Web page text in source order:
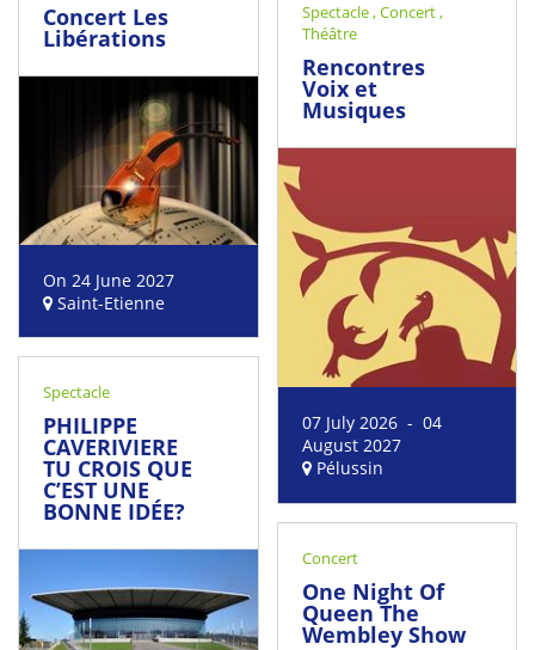
Concert Les
Libérations
On 24 June 2027
Saint-Etienne
Spectacle,Concert,
Théâtre
Rencontres
Voix et
Musiques
07 July 2026 - 04
August 2027
Pélussin
Spectacle
PHILIPPE
CAVERIVIERE
TU CROIS QUE
C’EST UNE
BONNE IDÉE?
Concert
One Night Of
Queen The
Wembley Show